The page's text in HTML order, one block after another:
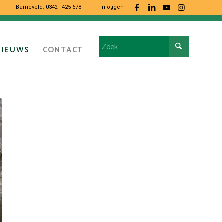
Barneveld: 0342 - 425 678 Inloggen
CONTACT